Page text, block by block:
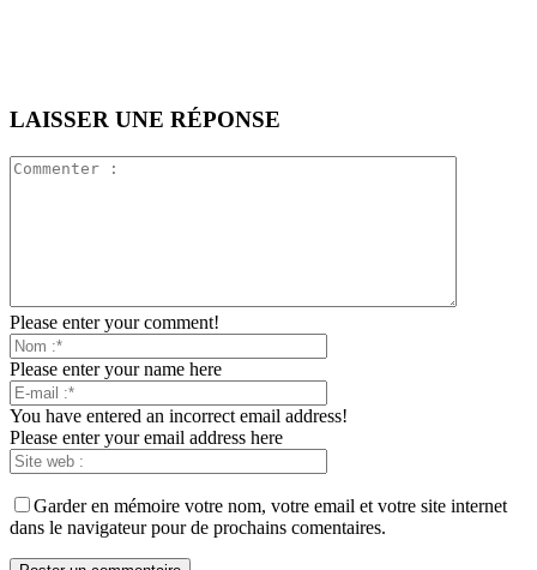
LAISSER UNE RÉPONSE
Please enter your comment!
Please enter your name here
You have entered an incorrect email address!
Please enter your email address here
Garder en mémoire votre nom, votre email et votre site internet
dans le navigateur pour de prochains comentaires.